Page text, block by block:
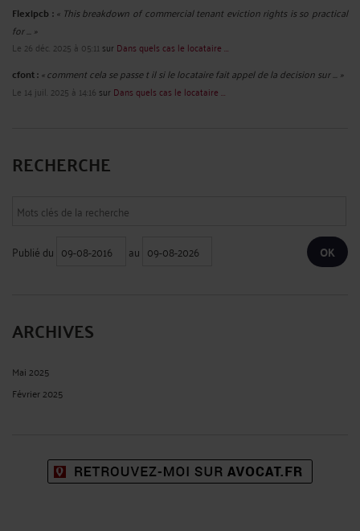
Flexipcb : « This breakdown of commercial tenant eviction rights is so practical
for ... »
Le 26 déc. 2025 à 05:11 sur Dans quels cas le locataire ...
cfont :« comment cela se passe t il si le locataire fait appel de la decision sur ... »
Le 14 juil. 2025 à 14:16 sur Dans quels cas le locataire ...
RECHERCHE
Publié du au
ARCHIVES
Mai 2025
Février 2025